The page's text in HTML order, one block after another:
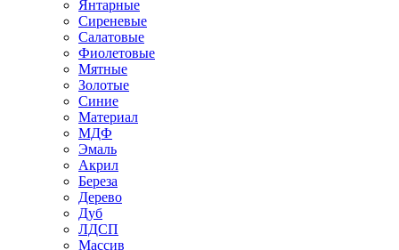
Янтарные
Сиреневые
Салатовые
Фиолетовые
Мятные
Золотые
Синие
Материал
МДФ
Эмаль
Акрил
Береза
Дерево
Дуб
ЛДСП
Массив